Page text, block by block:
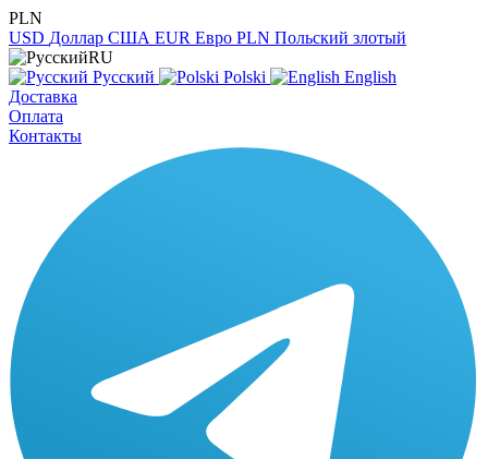
PLN
USD Доллар США EUR Евро PLN Польский злотый
RU
Русский
Polski
English
Доставка
Оплата
Контакты